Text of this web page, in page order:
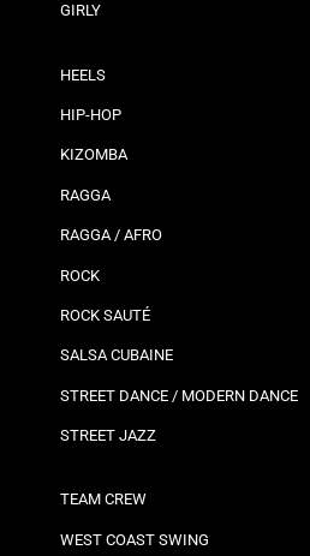
GIRLY
HEELS
HIP-HOP
KIZOMBA
RAGGA
RAGGA / AFRO
ROCK
ROCK SAUTÉ
SALSA CUBAINE
STREET DANCE / MODERN DANCE
STREET JAZZ
TEAM CREW
WEST COAST SWING